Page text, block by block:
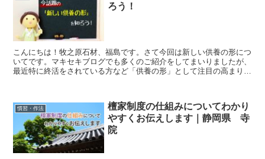
ろう！
こんにちは！牧之原石材、福島です。さて今回は新しい供養の形につ
いてです。マキセキブログでも多くのご紹介をしてまいりましたが、
最近特に終活をされている方など「供養の形」として注目の高まりを
慣習・作法
檀家制度の仕組みについてわかり
やすくお伝えします｜静岡県 寺
院